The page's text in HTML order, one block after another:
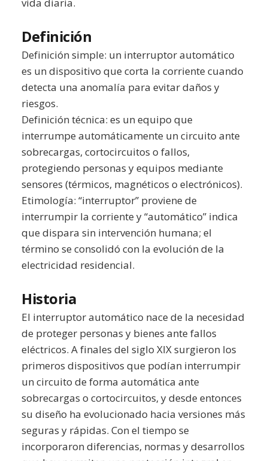
Definición
Definición simple: un interruptor automático
es un dispositivo que corta la corriente cuando
detecta una anomalía para evitar daños y
riesgos.
Definición técnica: es un equipo que
interrumpe automáticamente un circuito ante
sobrecargas, cortocircuitos o fallos,
protegiendo personas y equipos mediante
sensores (térmicos, magnéticos o electrónicos).
Etimología: “interruptor” proviene de
interrumpir la corriente y “automático” indica
que dispara sin intervención humana; el
término se consolidó con la evolución de la
electricidad residencial.
Historia
El interruptor automático nace de la necesidad
de proteger personas y bienes ante fallos
eléctricos. A finales del siglo XIX surgieron los
primeros dispositivos que podían interrumpir
un circuito de forma automática ante
sobrecargas o cortocircuitos, y desde entonces
su diseño ha evolucionado hacia versiones más
seguras y rápidas. Con el tiempo se
incorporaron diferencias, normas y desarrollos